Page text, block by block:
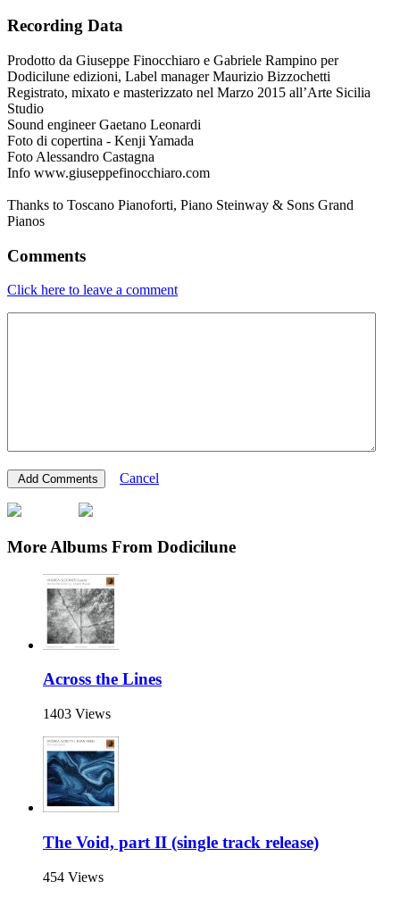
Recording Data
Prodotto da Giuseppe Finocchiaro e Gabriele Rampino per
Dodicilune edizioni, Label manager Maurizio Bizzochetti
Registrato, mixato e masterizzato nel Marzo 2015 all’Arte Sicilia
Studio
Sound engineer Gaetano Leonardi
Foto di copertina - Kenji Yamada
Foto Alessandro Castagna
Info www.giuseppefinocchiaro.com
Thanks to Toscano Pianoforti, Piano Steinway & Sons Grand
Pianos
Comments
Click here to leave a comment
Cancel
More Albums From Dodicilune
Across the Lines
1403 Views
The Void, part II (single track release)
454 Views